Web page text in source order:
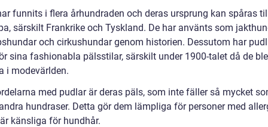
funnits i flera århundraden och deras ursprung kan spåras
särskilt Frankrike och Tyskland. De har använts som
och cirkushundar genom historien. Dessutom har
sina fashionabla pälsstilar, särskilt under 1900-talet då de
i modevärlden.
med pudlar är deras päls, som inte fäller så mycket
hundraser. Detta gör dem lämpliga för personer med
känsliga för hundhår.